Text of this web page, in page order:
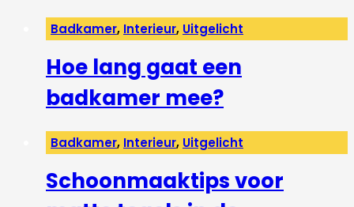
Badkamer, Interieur, Uitgelicht
Hoe lang gaat een
badkamer mee?
Badkamer, Interieur, Uitgelicht
Schoonmaaktips voor